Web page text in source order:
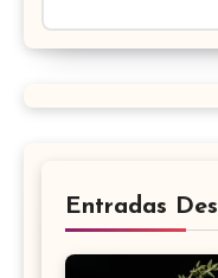
Entradas